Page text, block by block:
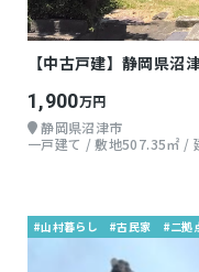
【中古戸建】静岡県沼
1,900万円
静岡県沼津市
一戸建て / 敷地507.35㎡ /
#山村暮らし #古民家 #二拠